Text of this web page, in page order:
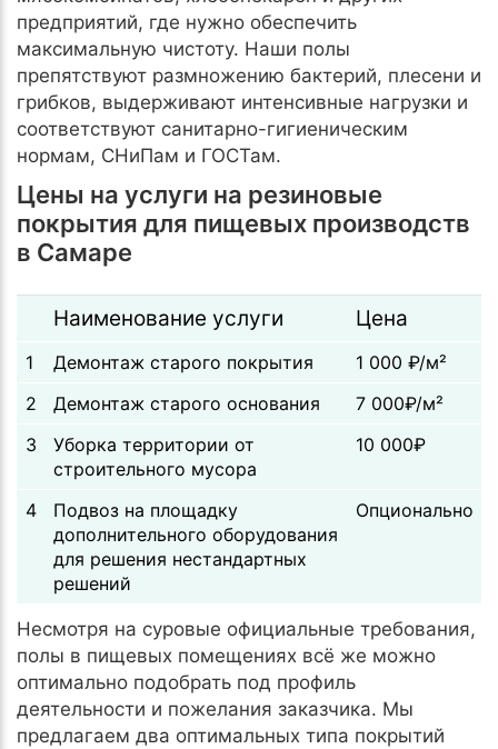
предприятий, где нужно обеспечить
максимальную чистоту. Наши полы
препятствуют размножению бактерий, плесени и
грибков, выдерживают интенсивные нагрузки и
соответствуют санитарно-гигиеническим
нормам, СНиПам и ГОСТам.
Цены на услуги на резиновые
покрытия для пищевых производств
в Самаре
Наименование услуги Цена
1 Демонтаж старого покрытия
1 000 ₽/м²
2
Демонтаж старого основания
7 000₽/м²
3
Уборка территории от
строительного мусора
10 000₽
4
Подвоз на площадку
дополнительного оборудования
для решения нестандартных
решений
Опционально
Несмотря на суровые официальные требования,
полы в пищевых помещениях всё же можно
оптимально подобрать под профиль
деятельности и пожелания заказчика. Мы
предлагаем два оптимальных типа покрытий